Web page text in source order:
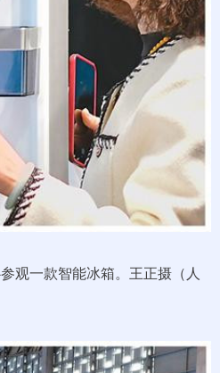
观一款智能冰箱。王正摄（人